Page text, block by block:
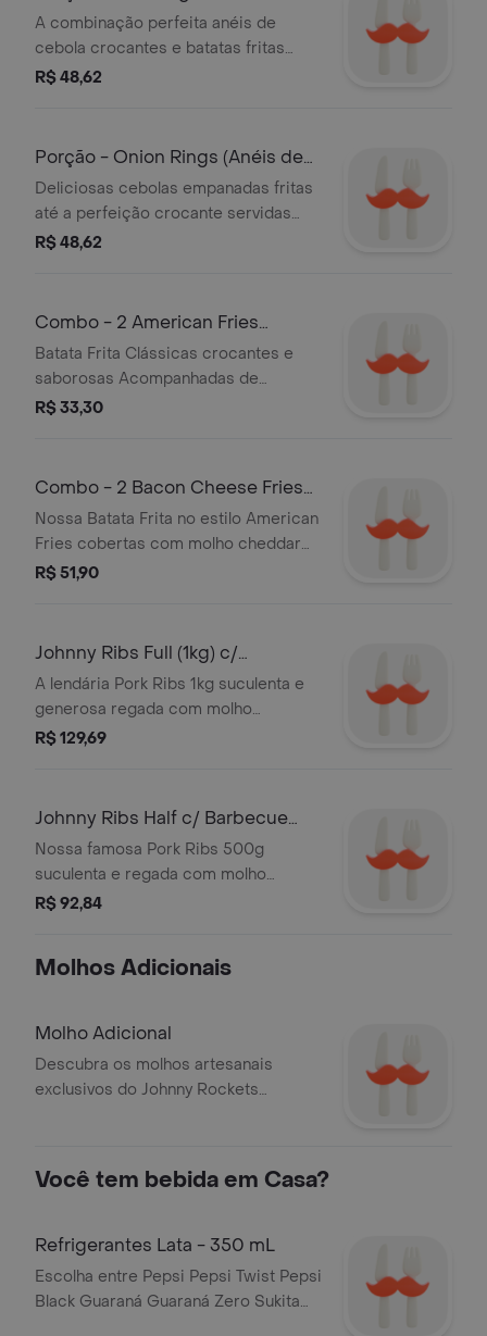
(Anéis
A combinação perfeita anéis de
cebola crocantes e batatas fritas
acompanhadas do irresistível molho
R$ 48,62
Porção - Onion Rings (Anéis de
Cebola c/
Deliciosas cebolas empanadas fritas
até a perfeição crocante servidas
com nosso molho Ranch especial
R$ 48,62
Combo - 2 American Fries
(Batata Frita C
Batata Frita Clássicas crocantes e
saborosas Acompanhadas de
maionese verde para uma
R$ 33,30
Combo - 2 Bacon Cheese Fries
(Batata Fri
Nossa Batata Frita no estilo American
Fries cobertas com molho cheddar
cremoso e bacon picado Uma
R$ 51,90
Johnny Ribs Full (1kg) c/
Barbecue + Ame
A lendária Pork Ribs 1kg suculenta e
generosa regada com molho
barbecue acompanhada de American
R$ 129,69
Johnny Ribs Half c/ Barbecue
(500g) + 1/
Nossa famosa Pork Ribs 500g
suculenta e regada com molho
barbecue acompanhada de 12 porção
R$ 92,84
Molhos Adicionais
Molho Adicional
Descubra os molhos artesanais
exclusivos do Johnny Rockets
Você tem bebida em Casa?
Refrigerantes Lata - 350 mL
Escolha entre Pepsi Pepsi Twist Pepsi
Black Guaraná Guaraná Zero Sukita